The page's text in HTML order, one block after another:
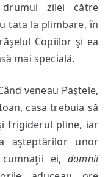
zilei către
tata la plimbare, în
Copiilor şi ea
mai specială.
veneau Paştele,
casa trebuia să
frigiderul pline, iar
aşteptărilor unor
cumnaţii ei,domnii